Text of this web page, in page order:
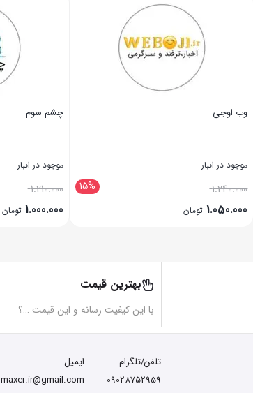
وب اوجی
موجود در انبار
15% 1.240.000
1.050.000 تومان
چشم سوم
موجود در انبار
1.210.000
1.000.000 تومان
بهترین قیمت
با این کیفیت رسانه و این قیمت …؟
تلفن/تلگرام
09028752959
ایمیل
maxer.ir@gmail.com